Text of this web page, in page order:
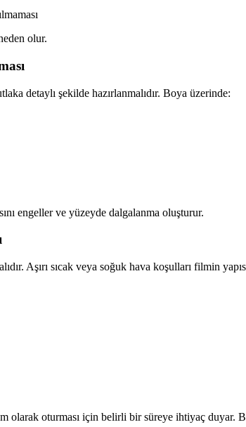
olur.
detaylı şekilde hazırlanmalıdır. Boya üzerinde:
engeller ve yüzeyde dalgalanma oluşturur.
Aşırı sıcak veya soğuk hava koşulları filmin
olarak oturması için belirli bir süreye ihtiyaç